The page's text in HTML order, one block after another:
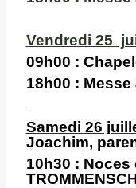
Vendredi 25
09h00 :
18h00 : Messe
Samedi 26
Joachim,
10h30 : Noces